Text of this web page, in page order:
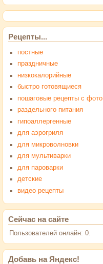
Рецепты...
постные
праздничные
низкокалорийные
быстро готовящиеся
пошаговые рецепты с фото
раздельного питания
гипоаллергенные
для аэрогриля
для микроволновки
для мультиварки
для пароварки
детские
видео рецепты
Сейчас на сайте
Пользователей онлайн: 0.
Добавь на Яндекс!